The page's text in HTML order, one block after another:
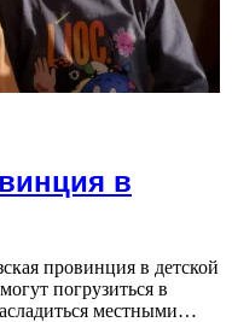
в
провинция в детской
погрузиться в
местными…